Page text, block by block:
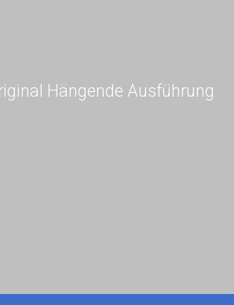
Hängende Ausführung